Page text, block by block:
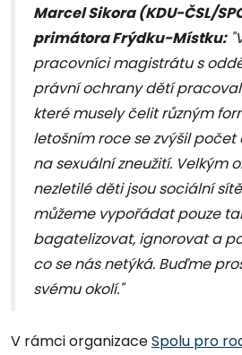
Marcel Sikora (KDU-ČSL/
primátora Frýdku-Místku:
pracovníci magistrátu s
právní ochrany dětí
které musely čelit různým
letošním roce se zvýšil
na sexuální zneužití. Velkým
nezletilé děti jsou sociální
můžeme vypořádat pouze
bagatelizovat, ignorovat a
co se nás netýká. Buďme
svému okolí."
V rámci organizaceSpolu pro